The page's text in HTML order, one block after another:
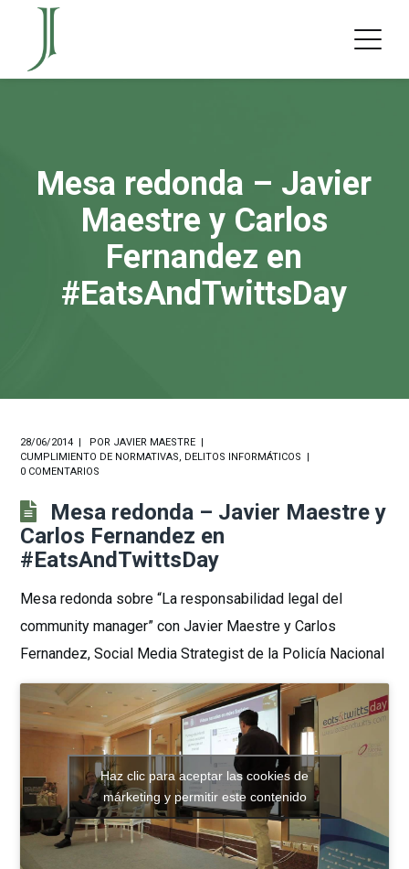
Mesa redonda – Javier
Maestre y Carlos
Fernandez en
#EatsAndTwittsDay
28/06/2014 POR JAVIER MAESTRE
CUMPLIMIENTO DE NORMATIVAS, DELITOS INFORMÁTICOS
0 COMENTARIOS
Mesa redonda – Javier Maestre y
Carlos Fernandez en
#EatsAndTwittsDay
Mesa redonda sobre “La responsabilidad legal del
community manager” con Javier Maestre y Carlos
Fernandez, Social Media Strategist de la Policía Nacional
Haz clic para aceptar las cookies de
márketing y permitir este contenido